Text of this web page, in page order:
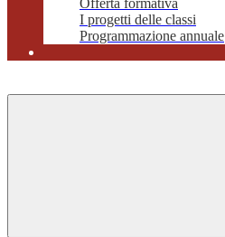
Offerta formativa
I progetti delle classi
Programmazione annuale